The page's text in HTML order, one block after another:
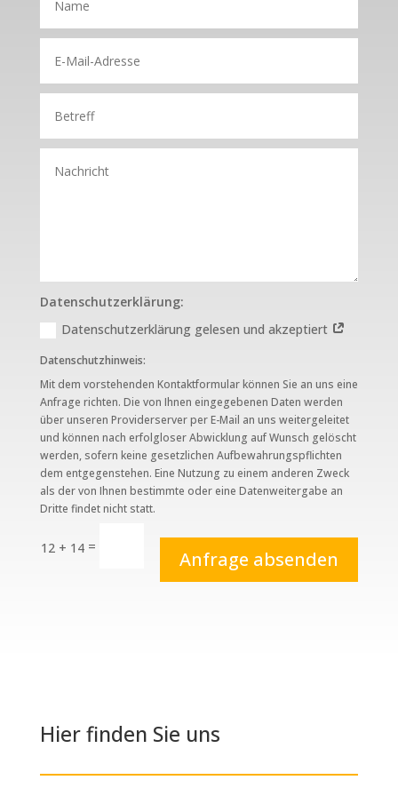
Datenschutzerklärung:
Datenschutzerklärung gelesen und akzeptiert
Datenschutzhinweis:
Mit dem vorstehenden Kontaktformular können Sie an uns eine
Anfrage richten. Die von Ihnen eingegebenen Daten werden
über unseren Providerserver per E-Mail an uns weitergeleitet
und können nach erfolgloser Abwicklung auf Wunsch gelöscht
werden, sofern keine gesetzlichen Aufbewahrungspflichten
dem entgegenstehen. Eine Nutzung zu einem anderen Zweck
als der von Ihnen bestimmte oder eine Datenweitergabe an
Dritte findet nicht statt.
12 + 14 =
Anfrage absenden
Hier finden Sie uns